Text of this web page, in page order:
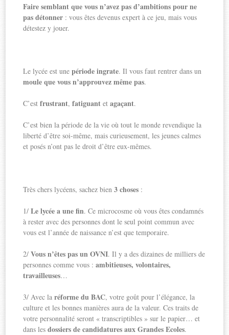
Faire semblant que vous n’avez pas d’ambitions pour ne
pas détonner : vous êtes devenus expert à ce jeu, mais vous
détestez y jouer.
Le lycée est unepériode ingrate. Il vous faut rentrer dans un
moule que vous n’approuvez même pas.
C’estfrustrant,fatiguant etagaçant.
C’est bien la période de la vie où tout le monde revendique la
liberté d’être soi-même, mais curieusement, les jeunes calmes
et posés n’ont pas le droit d’être eux-mêmes.
Très chers lycéens, sachez bien3 choses :
1/Le lycée a une fin. Ce microcosme où vous êtes condamnés
à rester avec des personnes dont le seul point commun avec
vous est l’année de naissance n’est que temporaire.
2/Vous n’êtes pas un OVNI. Il y a des dizaines de milliers de
personnes comme vous :ambitieuses, volontaires,
travailleuses…
3/ Avec laréforme du BAC, votre goût pour l’élégance, la
culture et les bonnes manières aura de la valeur. Ces traits de
votre personnalité seront « transcriptibles » sur le papier… et
dans lesdossiers de candidatures aux Grandes Ecoles.